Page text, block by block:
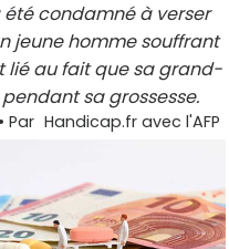
été condamné à verser
jeune homme souffrant
au fait que sa grand-
sa grossesse.
• Par Handicap.fr avec l'AFP